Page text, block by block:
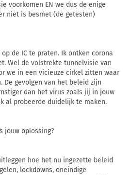
voorkomen EN we dus de enige
niet is besmet (de getesten)
de IC te praten. Ik ontken corona
Wel de volstrekte tunnelvisie van
we in een vicieuze cirkel zitten waar
De gevolgen van het beleid zijn
dan het virus zoals jij in jouw
al probeerde duidelijk te maken.
jouw oplossing?
hoe het nu ingezette beleid
lockdowns, oneindige